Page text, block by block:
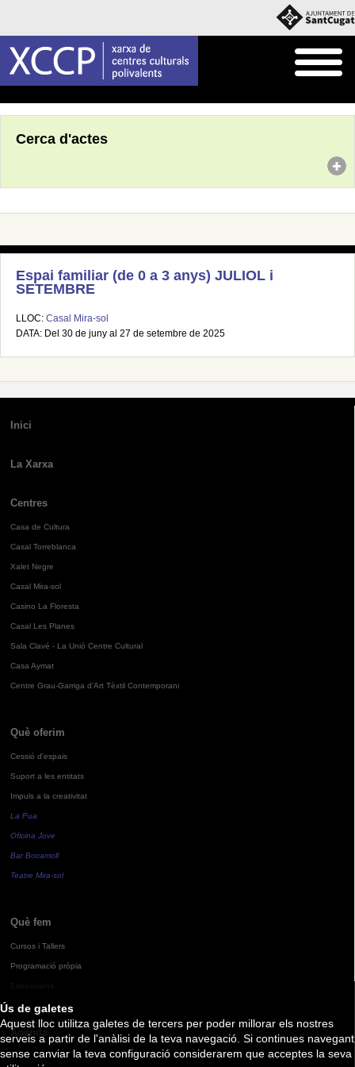
Ús de galetes
Aquest lloc utilitza galetes de tercers per poder millorar els nostres
serveis a partir de l'anàlisi de la teva navegació. Si continues navegant
sense canviar la teva configuració considerarem que acceptes la seva
Cerca d'actes
Espai familiar (de 0 a 3 anys) JULIOL i
SETEMBRE
LLOC: Casal Mira-sol
DATA: Del 30 de juny al 27 de setembre de 2025
Inici
La Xarxa
Centres
Casa de Cultura
Casal Torreblanca
Xalet Negre
Casal Mira-sol
Casino La Floresta
Casal Les Planes
Sala Clavé - La Unió Centre Cultural
Casa Aymat
Centre Grau-Garriga d'Art Tèxtil Contemporani
Què oferim
Cessió d'espais
Suport a les entitats
Impuls a la creativitat
La Pua
Oficina Jove
Bar Bocamoll
Teatre Mira-sol
Què fem
Cursos i Tallers
Programació pròpia
Agenda